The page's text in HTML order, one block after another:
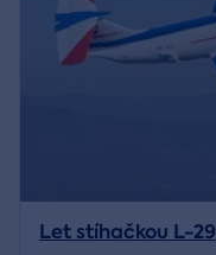
Let stíhačkou L-29